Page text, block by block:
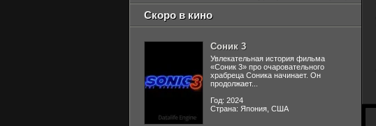
Скоро в кино
Соник 3
Увлекательная история фильма
«Соник 3» про очаровательного
храбреца Соника начинает. Он
продолжает...
Год: 2024
Страна: Япония, США